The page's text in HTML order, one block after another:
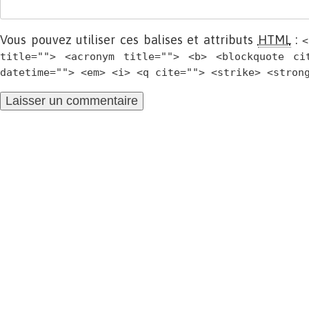
Vous pouvez utiliser ces balises et attributs HTML:
title=""> <acronym title=""> <b> <blockquote
datetime=""> <em> <i> <q cite=""> <strike>